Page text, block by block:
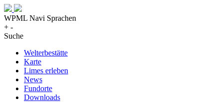
WPML Navi Sprachen
+ -
Suche
Welterbestätte
Karte
Limes erleben
News
Fundorte
Downloads